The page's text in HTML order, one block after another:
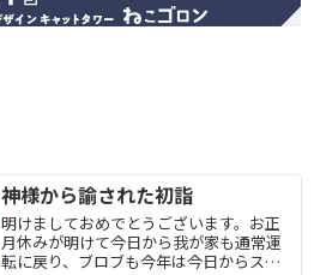
神様から諭された初詣
明けましておめでとうございます。お正
月休みが明けて今日から我が家も通常運
転に戻り、ブロブも今年は今日からスタ